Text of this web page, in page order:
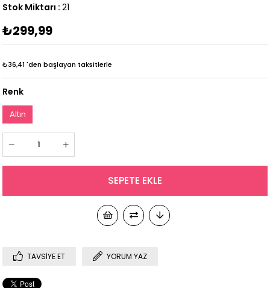
Stok Miktarı : 21
₺299,99
₺36,41 'den başlayan taksitlerle
Renk
Altın
TAVSIYE ET YORUM YAZ